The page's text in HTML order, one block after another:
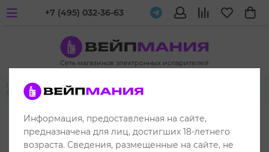
Сеть магазинов электронных испарителей
+7 (495) 032-36-63
Главная Многоразовые POD-системы
Информация, предоставленная на сайте,
предназначена для лиц, достигших 18-летнего
возраста. Сведения, размещенные на сайте, не